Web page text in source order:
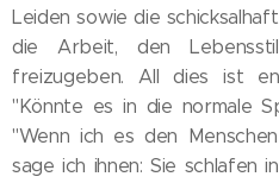
Leiden sowie die
die Arbeit, den
freizugeben. All dies ist
"Könnte es in die normale
"Wenn ich es den
sage ich ihnen: Sie schlafen